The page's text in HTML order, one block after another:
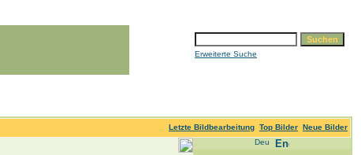
Erweiterte Suche
Letzte Bildbearbeitung Top Bilder Neue Bilder